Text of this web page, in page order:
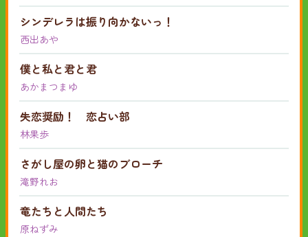
シンデレラは振り向かないっ！
西出あや
僕と私と君と君
あかまつまゆ
失恋奨励！ 恋占い部
林果歩
さがし屋の卵と猫のブローチ
滝野れお
竜たちと人間たち
原ねずみ